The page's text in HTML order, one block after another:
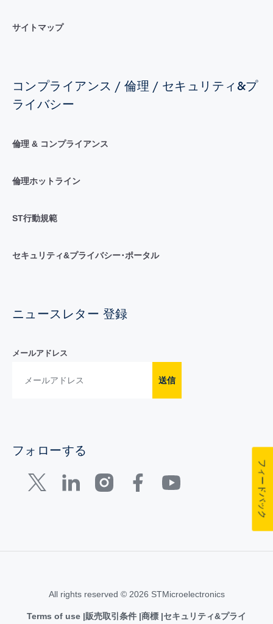
サイトマップ
コンプライアンス / 倫理 / セキュリティ&プ
ライバシー
倫理 & コンプライアンス
倫理ホットライン
ST行動規範
セキュリティ&プライバシー･ポータル
ニュースレター 登録
メールアドレス
送信
フォローする
All rights reserved © 2026 STMicroelectronics
Terms of use 販売取引条件 商標 セキュリティ&プライ
フィードバック